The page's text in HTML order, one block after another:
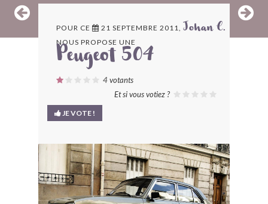
ARCHIVES
LES CONTRIBUTEURS
LE BLOG
BONJOURLAVIEILLE ?
MODÈLES ET MARQUES
POUR CE 21 SEPTEMBRE 2011, Johan C.
NOUS PROPOSE UNE
Peugeot 504
4votants
Et si vous votiez ?
JE VOTE !